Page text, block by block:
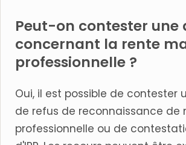
Peut-on contester une
concernant la rente
professionnelle ?
Oui, il est possible de contester
de refus de reconnaissance de
professionnelle ou de